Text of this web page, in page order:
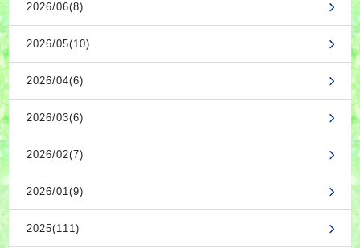
2026/06(8)
2026/05(10)
2026/04(6)
2026/03(6)
2026/02(7)
2026/01(9)
2025(111)